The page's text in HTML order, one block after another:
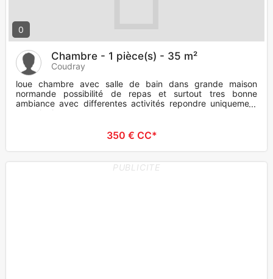
0
Chambre - 1 pièce(s) - 35 m²
Coudray
loue chambre avec salle de bain dans grande maison
normande possibilité de repas et surtout tres bonne
ambiance avec differentes activités repondre uniquement
par telephone pour re
350 € CC*
PUBLICITE